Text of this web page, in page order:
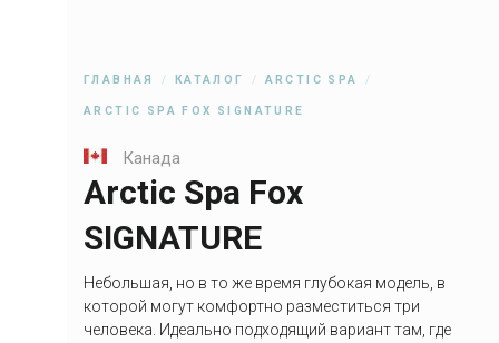
ГЛАВНАЯ КАТАЛОГ ARCTIC SPA
ARCTIC SPA FOX SIGNATURE
Канада
Arctic Spa Fox
SIGNATURE
Небольшая, но в то же время глубокая модель, в
которой могут комфортно разместиться три
человека. Идеально подходящий вариант там, где